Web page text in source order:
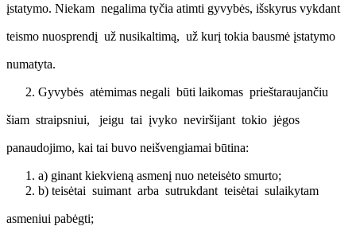
įstatymo. Niekam negalima tyčia atimti gyvybės, išskyrus vykdant
teismo nuosprendį už nusikaltimą, už kurį tokia bausmė įstatymo
numatyta.
Gyvybės atėmimas negali būti laikomas prieštaraujančiu
šiam straipsniui, jeigu tai įvyko neviršijant tokio jėgos
panaudojimo, kai tai buvo neišvengiamai būtina:
a) ginant kiekvieną asmenį nuo neteisėto smurto;
b) teisėtai suimant arba sutrukdant teisėtai sulaikytam
asmeniui pabėgti;